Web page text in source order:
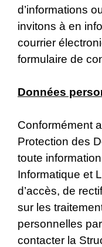
d’informations
invitons à en
courrier
formulaire de
Données
Conformément
Protection des
toute
Informatique et
d’accès, de
sur les
personnelles
contacter la